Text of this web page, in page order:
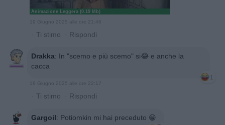
Animazione Leggera (0.19 Mb)
19 Giugno 2025 alle ore 21:46
· Ti stimo · Rispondi
Drakka: In "scemo e più scemo" si😂 e anche la
cacca
1
19 Giugno 2025 alle ore 22:17
· Ti stimo · Rispondi
Gargoil: Potiomkin mi hai preceduto 😁